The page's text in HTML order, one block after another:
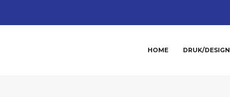
HOME DRUK/DESIGN